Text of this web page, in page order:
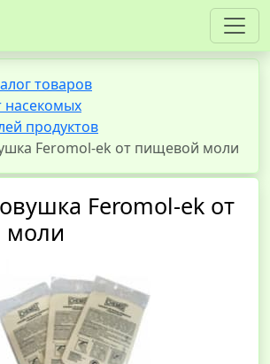
товаров
насекомых
продуктов
Feromol-ek от пищевой моли
Feromol-ek от